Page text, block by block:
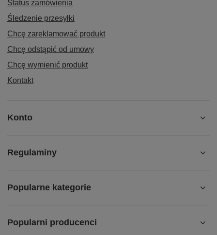
Status zamówienia
Śledzenie przesyłki
Chcę zareklamować produkt
Chcę odstąpić od umowy
Chcę wymienić produkt
Kontakt
Konto
Regulaminy
Popularne kategorie
Popularni producenci